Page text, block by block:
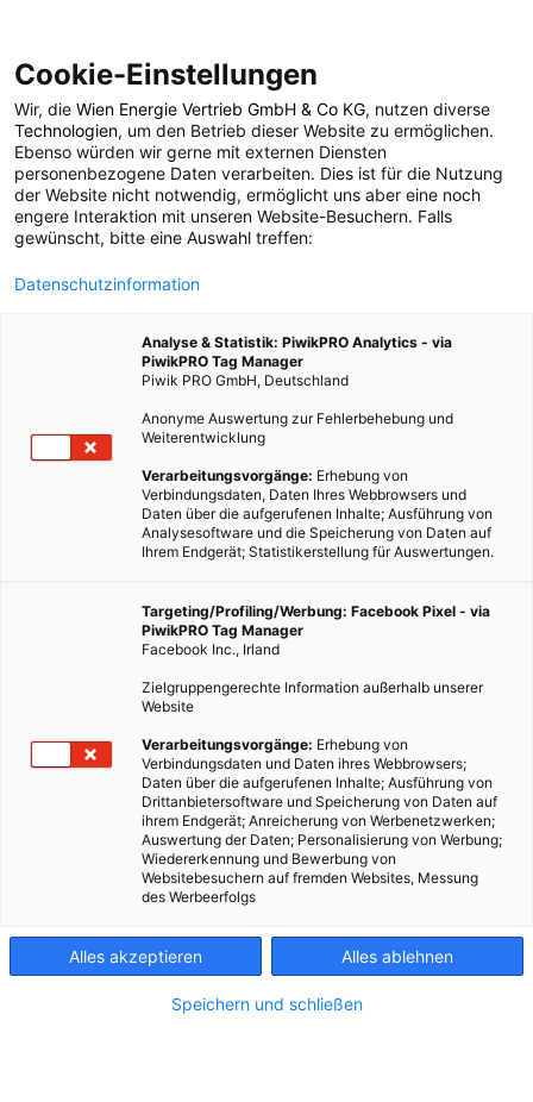
POSTS BY TAG
Schwertberg
1 BEITRAG
Cookie-Einstellungen
Wir, die Wien Energie Vertrieb GmbH & Co KG, nutzen diverse
Technologien, um den Betrieb dieser Website zu ermöglichen.
Ebenso würden wir gerne mit externen Diensten
personenbezogene Daten verarbeiten. Dies ist für die Nutzung
der Website nicht notwendig, ermöglicht uns aber eine noch
engere Interaktion mit unseren Website-Besuchern. Falls
gewünscht, bitte eine Auswahl treffen:
Datenschutzinformation
Analyse & Statistik: PiwikPRO Analytics - via
PiwikPRO Tag Manager
Piwik PRO GmbH, Deutschland
Anonyme Auswertung zur Fehlerbehebung und
Weiterentwicklung
Verarbeitungsvorgänge: Erhebung von
Verbindungsdaten, Daten Ihres Webbrowsers und
Daten über die aufgerufenen Inhalte; Ausführung von
Analysesoftware und die Speicherung von Daten auf
Ihrem Endgerät; Statistikerstellung für Auswertungen.
Targeting/Profiling/Werbung: Facebook Pixel - via
PiwikPRO Tag Manager
Facebook Inc., Irland
Zielgruppengerechte Information außerhalb unserer
Website
Verarbeitungsvorgänge: Erhebung von
Verbindungsdaten und Daten ihres Webbrowsers;
Daten über die aufgerufenen Inhalte; Ausführung von
Drittanbietersoftware und Speicherung von Daten auf
ihrem Endgerät; Anreicherung von Werbenetzwerken;
Auswertung der Daten; Personalisierung von Werbung;
Wiedererkennung und Bewerbung von
Websitebesuchern auf fremden Websites, Messung
des Werbeerfolgs
Alles akzeptieren Alles ablehnen
Speichern und schließen